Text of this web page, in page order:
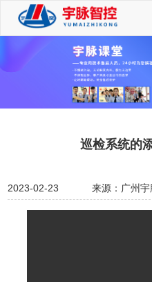
巡检系统的
2023-02-23 来源：广州